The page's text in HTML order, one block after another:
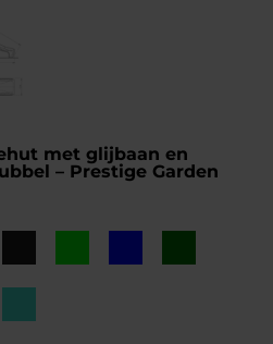
met glijbaan en
– Prestige Garden